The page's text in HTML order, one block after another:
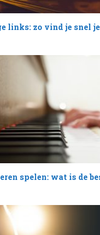
links: zo vind je snel
spelen: wat is de